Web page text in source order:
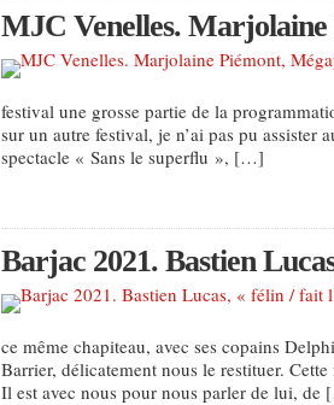
MJC Venelles.
festival une grosse partie de la
sur un autre festival, je n’ai pas pu
spectacle « Sans le superflu », […]
Barjac 2021. Bastien
ce même chapiteau, avec ses copains
Barrier, délicatement nous le restituer.
Il est avec nous pour nous parler de lui,